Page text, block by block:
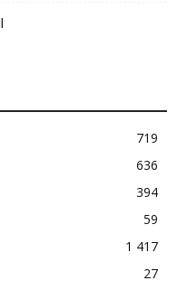
719
636
394
59
1 417
27